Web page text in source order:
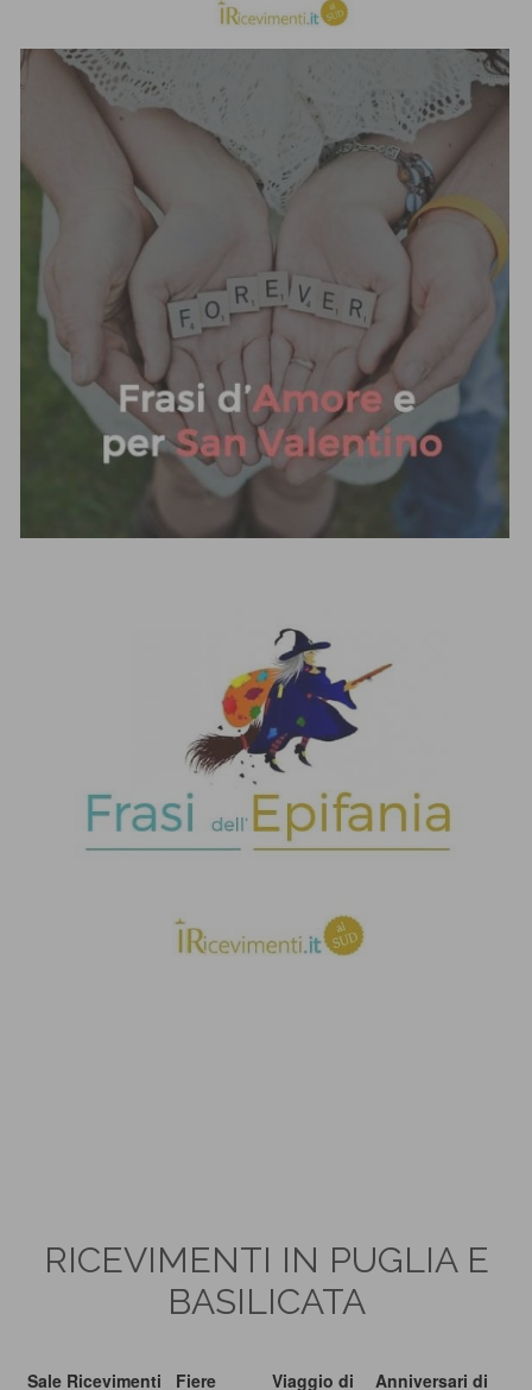
RICEVIMENTI IN PUGLIA E
BASILICATA
Sale Ricevimenti Fiere Viaggio di Anniversari di